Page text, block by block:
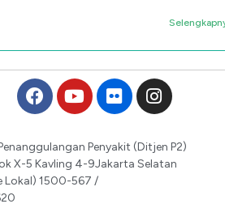
Penyakit (Ditjen P2)
X-5 Kavling 4-9Jakarta Selatan
Lokal) 1500-567 /